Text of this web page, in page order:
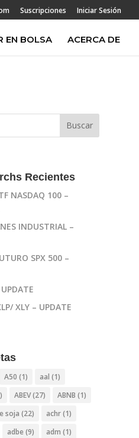
Suscripciones Iniciar Sesión
EN BOLSA ACERCA DE
Recientes
NASDAQ 100 –
INDUSTRIAL –
SPX 500 –
XLY – UPDATE
A50 (1) aal (1)
ABEV(27) ABNB (1)
soja (22) achr(1)
adbe (9) adm (1)